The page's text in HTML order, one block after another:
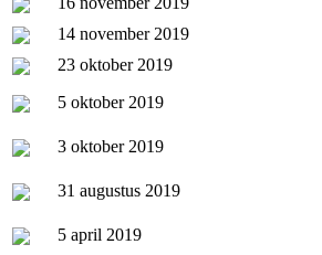
14 november 2019
23 oktober 2019
5 oktober 2019
3 oktober 2019
31 augustus 2019
5 april 2019